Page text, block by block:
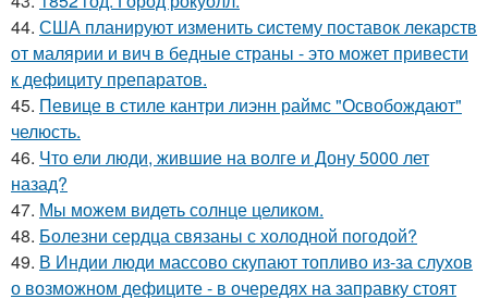
44. США планируют изменить систему поставок лекарств
от малярии и вич в бедные страны - это может привести
к дефициту препаратов.
45. Певице в стиле кантри лиэнн раймс "Освобождают"
челюсть.
46. Что ели люди, жившие на волге и Дону 5000 лет
назад?
47. Мы можем видеть солнце целиком.
48. Болезни сердца связаны с холодной погодой?
49. В Индии люди массово скупают топливо из-за слухов
о возможном дефиците - в очередях на заправку стоят